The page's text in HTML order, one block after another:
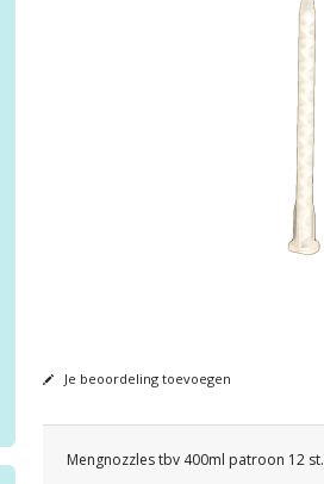
Je beoordeling toevoegen
Mengnozzles tbv 400ml patroon 12 st.